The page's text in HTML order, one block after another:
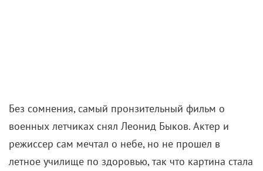
Без сомнения, самый пронзительный фильм о
военных летчиках снял Леонид Быков. Актер и
режиссер сам мечтал о небе, но не прошел в
летное училище по здоровью, так что картина стала